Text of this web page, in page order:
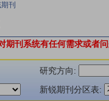
刊
期刊系统有任何需求或者
研究方向:
新锐期刊分区表: